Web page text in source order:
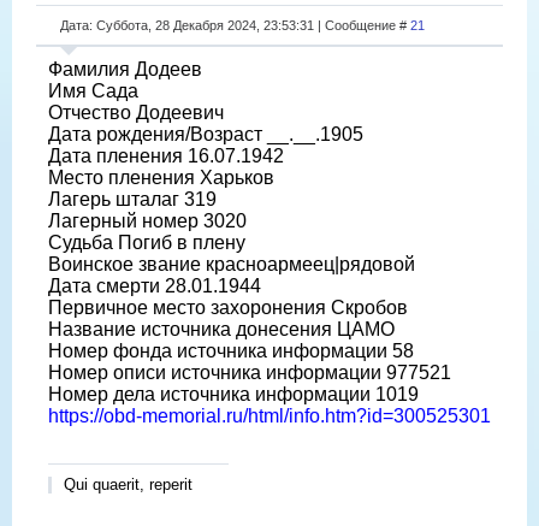
Дата: Суббота, 28 Декабря 2024, 23:53:31 | Сообщение # 21
Фамилия Додеев
Имя Сада
Отчество Додеевич
Дата рождения/Возраст __.__.1905
Дата пленения 16.07.1942
Место пленения Харьков
Лагерь шталаг 319
Лагерный номер 3020
Судьба Погиб в плену
Воинское звание красноармеец|рядовой
Дата смерти 28.01.1944
Первичное место захоронения Скробов
Название источника донесения ЦАМО
Номер фонда источника информации 58
Номер описи источника информации 977521
Номер дела источника информации 1019
https://obd-memorial.ru/html/info.htm?id=300525301
Qui quaerit, reperit